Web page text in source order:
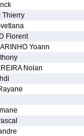
Thierry
Florent
Yoann
Nolan